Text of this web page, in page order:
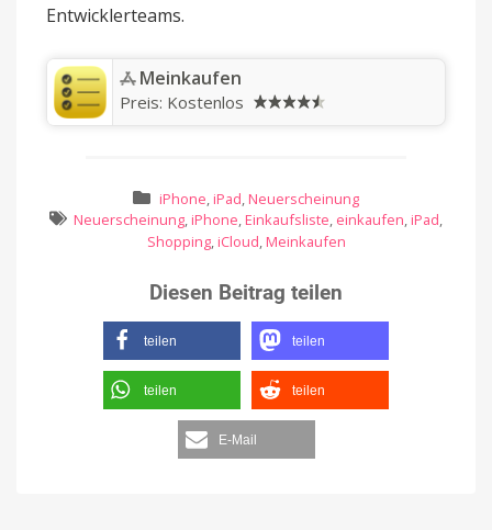
Entwicklerteams.
Meinkaufen
Preis: Kostenlos
iPhone, iPad, Neuerscheinung
Neuerscheinung, iPhone, Einkaufsliste, einkaufen, iPad,
Shopping, iCloud, Meinkaufen
Diesen Beitrag teilen
teilen teilen
teilen teilen
E-Mail